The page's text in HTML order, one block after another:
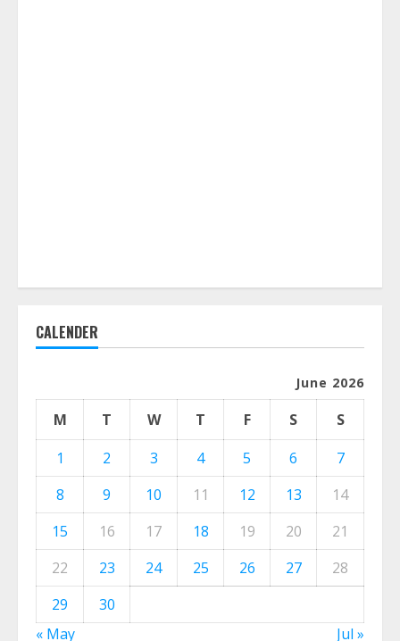
CALENDER
June 2026
M T W T F S
S
1
2 3 4 5 6
7
8
9 10 11 12 13
14
15
16 17 18 19 20
21
22
23 24 25 26 27
28
29
30
« May
Jul »